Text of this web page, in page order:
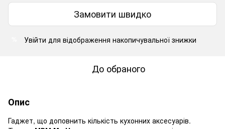
Замовити швидко
Увійти для відображення накопичувальної знижки
До обраного
Опис
Гаджет, що доповнить кількість кухонних аксесуарів.